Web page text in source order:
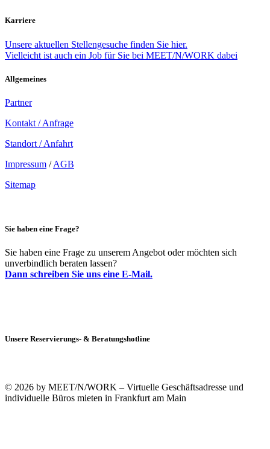
Karriere
Unsere aktuellen Stellengesuche finden Sie hier.
Vielleicht ist auch ein Job für Sie bei MEET/N/WORK dabei
Allgemeines
Partner
Kontakt / Anfrage
Standort / Anfahrt
Impressum /AGB
Sitemap
Sie haben eine Frage?
Sie haben eine Frage zu unserem Angebot oder möchten sich
unverbindlich beraten lassen?
Dann schreiben Sie uns eine E-Mail.
Unsere Reservierungs- & Beratungshotline
© 2026 by MEET/N/WORK – Virtuelle Geschäftsadresse und
individuelle Büros mieten in Frankfurt am Main